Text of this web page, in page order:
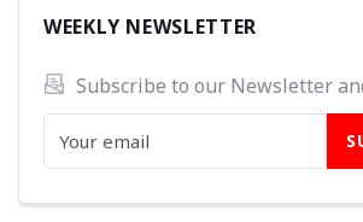
WEEKLY NEWSLETTER
Subscribe to our Newsletter